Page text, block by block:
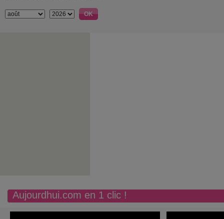
Aujourdhui.com en 1 clic !